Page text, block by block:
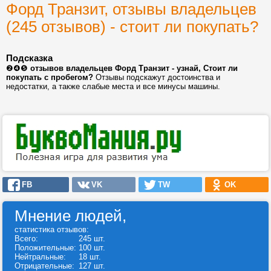
Форд Транзит, отзывы владельцев
(245 отзывов) - стоит ли покупать?
Подсказка
❷❹❺ отзывов владельцев Форд Транзит - узнай, Стоит ли
покупать с пробегом? Отзывы подскажут достоинства и
недостатки, а также слабые места и все минусы машины.
FB VK TW OK
Мнение людей,
статистика отзывов:
Всего:
245 шт.
Положительные: 100 шт.
Нейтральные:
18 шт.
Отрицательные: 127 шт.